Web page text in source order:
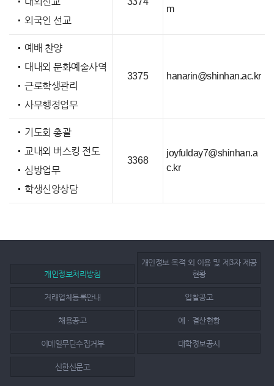
외국인 선교
m
예배 찬양
대내외 문화예술사역
근로학생관리
사무행정업무
3375 hanarin@shinhan.ac.kr
기도회 총괄
교내외 버스킹 전도
심방업무
학생신앙상담
3368
joyfulday7@shinhan.a
c.kr
개인정보처리방침
개인정보 목적 외 이용 및 제3자 제공
현황
거래업체등록안내 입찰공고
채용공고 예ㆍ결산현황
이메일무단수집거부 대학정보공시
신한신문고